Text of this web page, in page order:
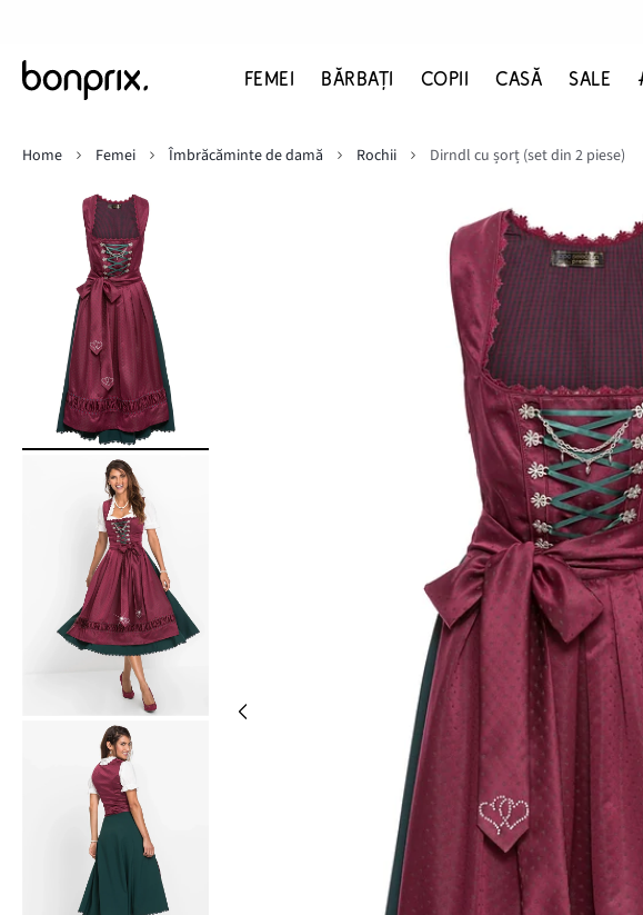
FEMEI BĂRBAŢI COPII CASĂ SALE
Home
Femei Îmbrăcăminte de damă Rochii Dirndl cu șorț (set din 2 piese)